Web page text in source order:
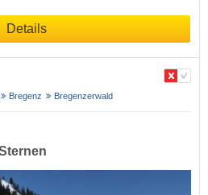
Details
Bregenz Bregenzerwald